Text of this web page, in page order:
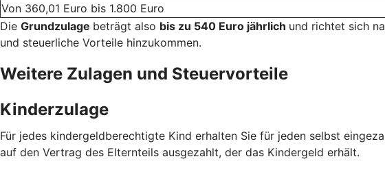
Von 360,01 Euro bis 1.800 Euro
Die Grundzulage beträgt also bis zu 540 Euro jährlich und richtet sich
und steuerliche Vorteile hinzukommen.
Weitere Zulagen und Steuervorteile
Kinderzulage
Für jedes kindergeldberechtigte Kind erhalten Sie für jeden selbst
auf den Vertrag des Elternteils ausgezahlt, der das Kindergeld erhält.